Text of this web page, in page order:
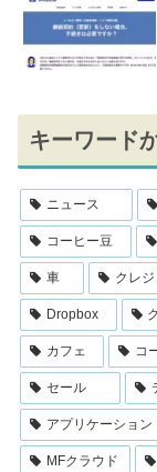
キーワード
ニュース
コーヒー豆
車 クレ
Dropbox
カフェ コ
セール
アプリケーション
MFクラウド